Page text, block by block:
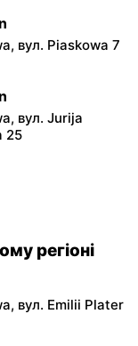
вул. Piaskowa 7
вул. Jurija
25
вул. Elbląska 37
вул.
48
вул. Majdańska
регіоні
вул. Emilii Plater